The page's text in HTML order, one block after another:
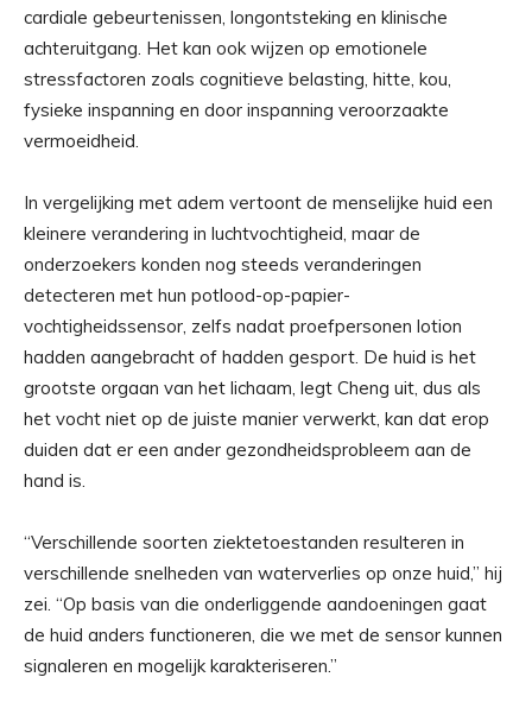
cardiale gebeurtenissen, longontsteking en klinische
achteruitgang. Het kan ook wijzen op emotionele
stressfactoren zoals cognitieve belasting, hitte, kou,
fysieke inspanning en door inspanning veroorzaakte
vermoeidheid.
In vergelijking met adem vertoont de menselijke huid een
kleinere verandering in luchtvochtigheid, maar de
onderzoekers konden nog steeds veranderingen
detecteren met hun potlood-op-papier-
vochtigheidssensor, zelfs nadat proefpersonen lotion
hadden aangebracht of hadden gesport. De huid is het
grootste orgaan van het lichaam, legt Cheng uit, dus als
het vocht niet op de juiste manier verwerkt, kan dat erop
duiden dat er een ander gezondheidsprobleem aan de
hand is.
“Verschillende soorten ziektetoestanden resulteren in
verschillende snelheden van waterverlies op onze huid,” hij
zei. “Op basis van die onderliggende aandoeningen gaat
de huid anders functioneren, die we met de sensor kunnen
signaleren en mogelijk karakteriseren.”